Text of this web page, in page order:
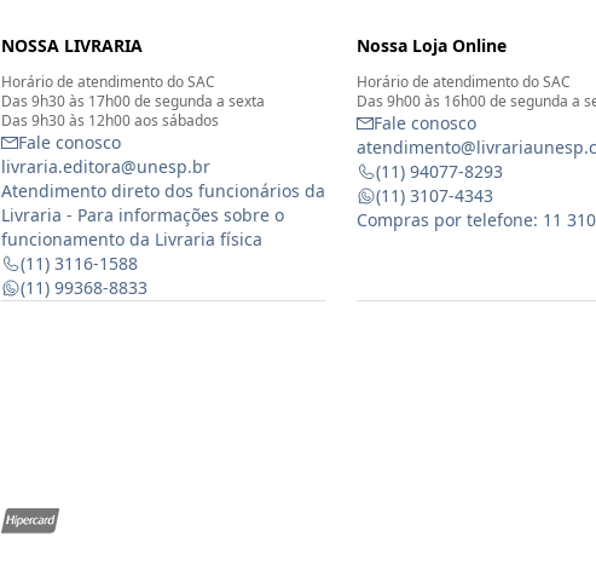
NOSSA LIVRARIA
Horário de atendimento do SAC
Das 9h30 às 17h00 de segunda a sexta
Das 9h30 às 12h00 aos sábados
Fale conosco
livraria.editora@unesp.br
Atendimento direto dos funcionários da
Livraria - Para informações sobre o
funcionamento da Livraria física
(11) 3116-1588
(11) 99368-8833
Nossa Loja Online
Horário de atendimento do SAC
Das 9h00 às 16h00 de segunda a
Fale conosco
(11) 94077-8293
(11) 3107-4343
Compras por telefone: 11